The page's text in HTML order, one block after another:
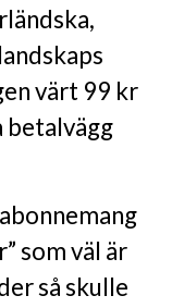
värt 99 kr
betalvägg
som väl är
så skulle